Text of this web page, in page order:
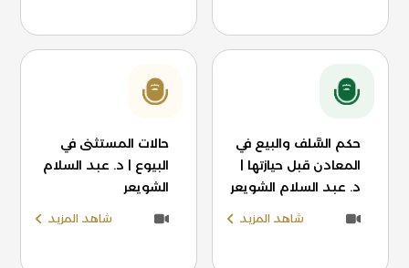
حكم السَّلف والبيع في
المعادن قبل حيازتها |
د. عبد السلام الشويعر
شاهد المزيد
حالات المستثنى في
البيوع | د. عبد السلام
الشويعر
شاهد المزيد